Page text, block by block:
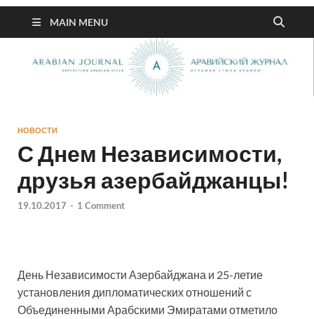
MAIN MENU
НОВОСТИ
С Днем Независимости,
друзья азербайджанцы!
19.10.2017 - 1 Comment
День Независимости Азербайджана и 25-летие
установления дипломатических отношений с
Объединенными Арабскими Эмиратами отметило